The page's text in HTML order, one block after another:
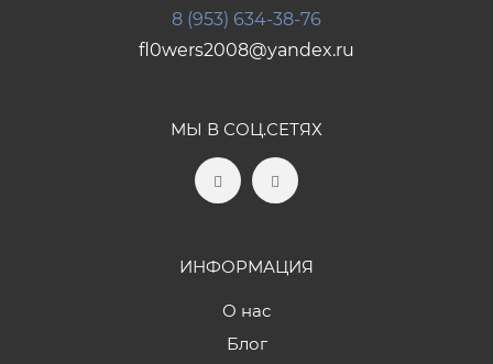
8 (953) 634-38-76
fl0wers2008@yandex.ru
МЫ В СОЦ.СЕТЯХ
ИНФОРМАЦИЯ
О нас
Блог